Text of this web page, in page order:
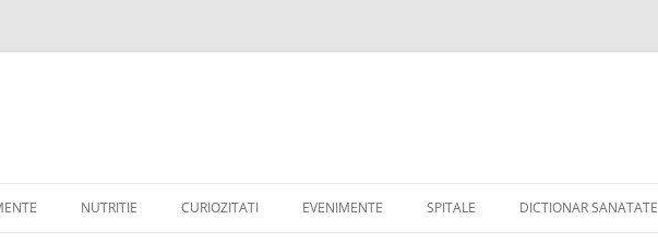
NUTRITIE CURIOZITATI EVENIMENTE SPITALE DICTIONAR SANATATE